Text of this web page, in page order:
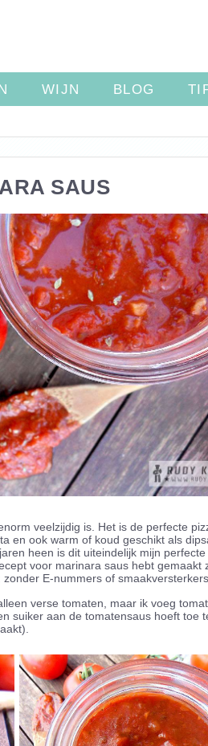
WIJN BLOG
SAUS
veelzijdig is. Het is de perfecte
en ook warm of koud geschikt als
heen is dit uiteindelijk mijn
voor marinara saus hebt gemaakt
E-nummers of
verse tomaten, maar ik voeg
suiker aan de tomatensaus hoeft toe